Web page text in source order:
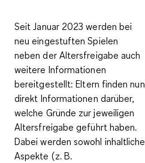
Seit Januar 2023 werden bei
neu eingestuften Spielen
neben der Altersfreigabe auch
weitere Informationen
bereitgestellt: Eltern finden nun
direkt Informationen darüber,
welche Gründe zur jeweiligen
Altersfreigabe geführt haben.
Dabei werden sowohl inhaltliche
Aspekte (z. B.